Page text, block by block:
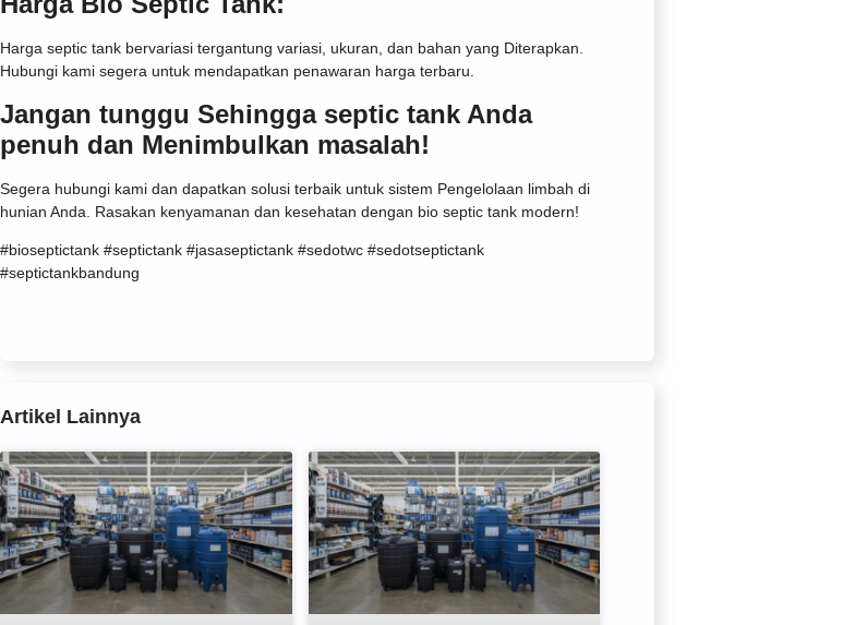
Harga septic tank bervariasi tergantung variasi, ukuran, dan bahan yang Diterapkan.
Hubungi kami segera untuk mendapatkan penawaran harga terbaru.
Jangan tunggu Sehingga septic tank Anda
penuh dan Menimbulkan masalah!
Segera hubungi kami dan dapatkan solusi terbaik untuk sistem Pengelolaan limbah di
hunian Anda. Rasakan kenyamanan dan kesehatan dengan bio septic tank modern!
#bioseptictank #septictank #jasaseptictank #sedotwc #sedotseptictank
#septictankbandung
Artikel Lainnya